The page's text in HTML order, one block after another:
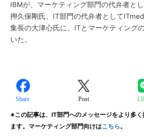
IBMが、マーケティング部門の代弁者と
押久保剛氏、IT部門の代弁者として
集長の大津心氏に、ITとマーケティング
いた。
Share Post
※この記事は、IT部門へのメッセージをより多
ます。マーケティング部門向けはこちら。